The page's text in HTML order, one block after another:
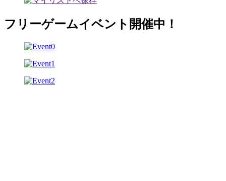
フリーゲームイベント開催中！